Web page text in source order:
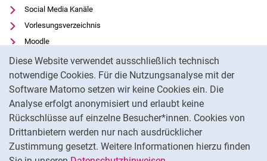
Diese Website verwendet ausschließlich technisch
notwendige Cookies. Für die Nutzungsanalyse mit der
Software Matomo setzen wir keine Cookies ein. Die
Analyse erfolgt anonymisiert und erlaubt keine
Rückschlüsse auf einzelne Besucher*innen. Cookies von
Drittanbietern werden nur nach ausdrücklicher
Zustimmung gesetzt. Weitere Informationen hierzu finden
Social Media Kanäle
Vorlesungsverzeichnis
Moodle
Panopto
Universitätsbibliothek
Datenschutz
Barrierefreiheit
Transparenter KI-Einsatz